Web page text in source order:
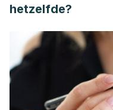
hetzelfde?